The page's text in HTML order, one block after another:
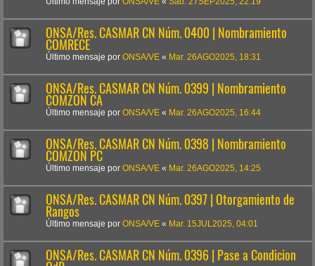
ONSA/Res. CASMAR CN Núm. 0400 | Nombramiento
COMRECE
Último mensaje por ONSA/VE « Mar. 26AGO2025, 18:31
ONSA/Res. CASMAR CN Núm. 0399 | Nombramiento
COMZON CA
Último mensaje por ONSA/VE « Mar. 26AGO2025, 16:44
ONSA/Res. CASMAR CN Núm. 0398 | Nombramiento
COMZON PC
Último mensaje por ONSA/VE « Mar. 26AGO2025, 14:25
ONSA/Res. CASMAR CN Núm. 0397 | Otorgamiento de
Rangos
Último mensaje por ONSA/VE « Mar. 15JUL2025, 04:01
ONSA/Res. CASMAR CN Núm. 0396 | Pase a Condicion